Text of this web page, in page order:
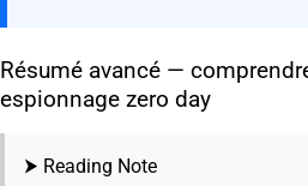
Résumé avancé —
espionnage zero day
⮞ Reading Note